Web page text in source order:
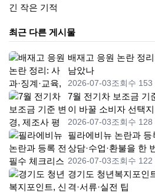
최근 다른 게시물
배재고 응원 논란 정
남았나
2026-07-03조회수 153
7월 전기차 보조금 기
이 바꿀 소비자 선택
2026-07-03조회수 128
필라에비뉴 논란과
상담·수업·환불을 한
2026-07-03조회수 122
경기도 청년복지포인
격·서류·실전 팁